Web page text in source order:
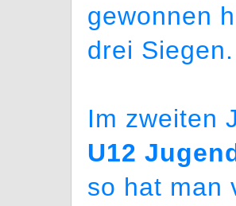
gewonnen
drei Siegen.
Im zweiten
U12
so hat man